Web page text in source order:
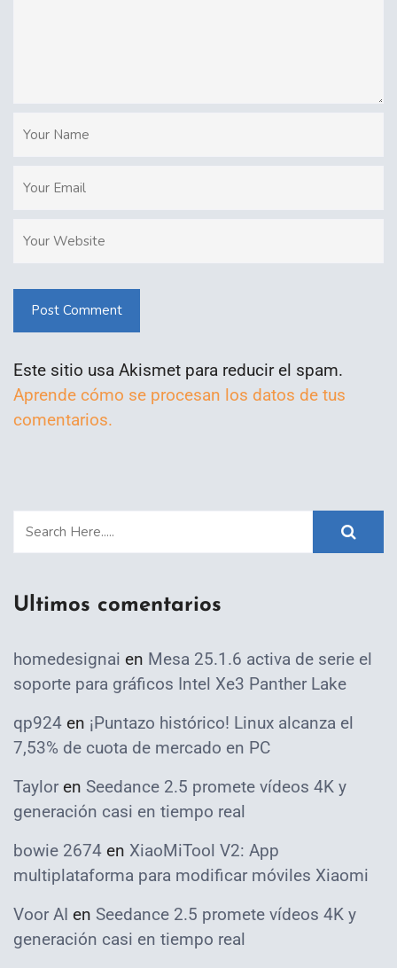
Post Comment
Este sitio usa Akismet para reducir el spam.
Aprende cómo se procesan los datos de tus
comentarios.
Ultimos comentarios
homedesignai en Mesa 25.1.6 activa de serie el
soporte para gráficos Intel Xe3 Panther Lake
qp924 en ¡Puntazo histórico! Linux alcanza el
7,53% de cuota de mercado en PC
Taylor en Seedance 2.5 promete vídeos 4K y
generación casi en tiempo real
bowie 2674 en XiaoMiTool V2: App
multiplataforma para modificar móviles Xiaomi
Voor AI en Seedance 2.5 promete vídeos 4K y
generación casi en tiempo real